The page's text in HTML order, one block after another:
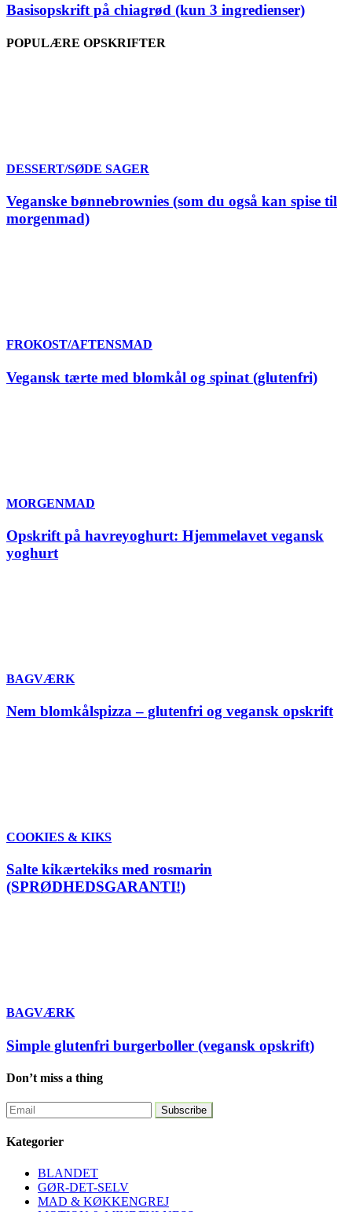
Basisopskrift på chiagrød (kun 3 ingredienser)
POPULÆRE OPSKRIFTER
DESSERT/SØDE SAGER
Veganske bønnebrownies (som du også kan spise til
morgenmad)
FROKOST/AFTENSMAD
Vegansk tærte med blomkål og spinat (glutenfri)
MORGENMAD
Opskrift på havreyoghurt: Hjemmelavet vegansk
yoghurt
BAGVÆRK
Nem blomkålspizza – glutenfri og vegansk opskrift
COOKIES & KIKS
Salte kikærtekiks med rosmarin
(SPRØDHEDSGARANTI!)
BAGVÆRK
Simple glutenfri burgerboller (vegansk opskrift)
Don’t miss a thing
Kategorier
BLANDET
GØR-DET-SELV
MAD & KØKKENGREJ